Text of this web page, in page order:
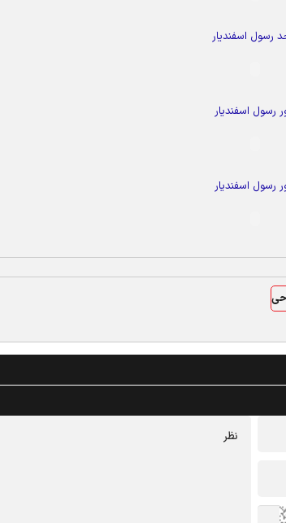
رسول اسفندیار
رسول اسفندیار
رسول اسفندیار